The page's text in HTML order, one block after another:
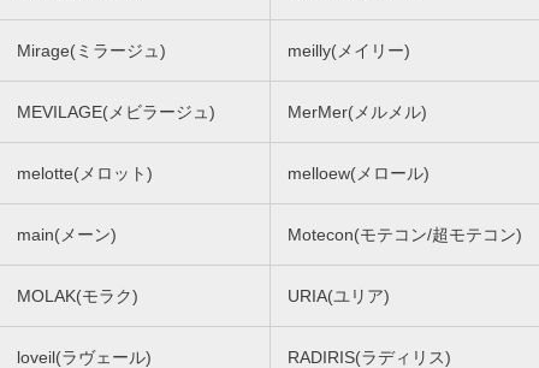
Mirage(ミラージュ) meilly(メイリー)
MEVILAGE(メビラージュ) MerMer(メルメル)
melotte(メロット) melloew(メロール)
main(メーン) Motecon(モテコン/超モテコン)
MOLAK(モラク) URIA(ユリア)
loveil(ラヴェール) RADIRIS(ラディリス)